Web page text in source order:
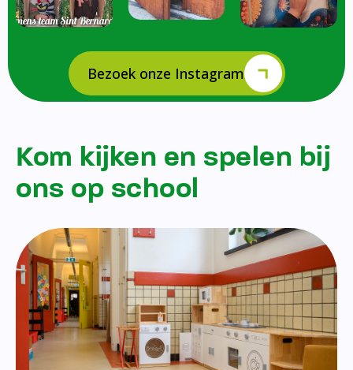
Bezoek onze Instagram
Kom kijken en spelen bij
ons op school